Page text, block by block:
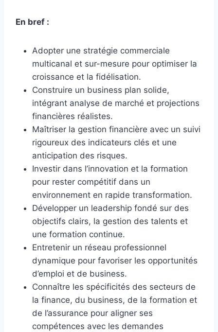
En bref :
Adopter une stratégie commerciale
multicanal et sur-mesure pour optimiser la
croissance et la fidélisation.
Construire un business plan solide,
intégrant analyse de marché et projections
financières réalistes.
Maîtriser la gestion financière avec un suivi
rigoureux des indicateurs clés et une
anticipation des risques.
Investir dans l’innovation et la formation
pour rester compétitif dans un
environnement en rapide transformation.
Développer un leadership fondé sur des
objectifs clairs, la gestion des talents et
une formation continue.
Entretenir un réseau professionnel
dynamique pour favoriser les opportunités
d’emploi et de business.
Connaître les spécificités des secteurs de
la finance, du business, de la formation et
de l’assurance pour aligner ses
compétences avec les demandes